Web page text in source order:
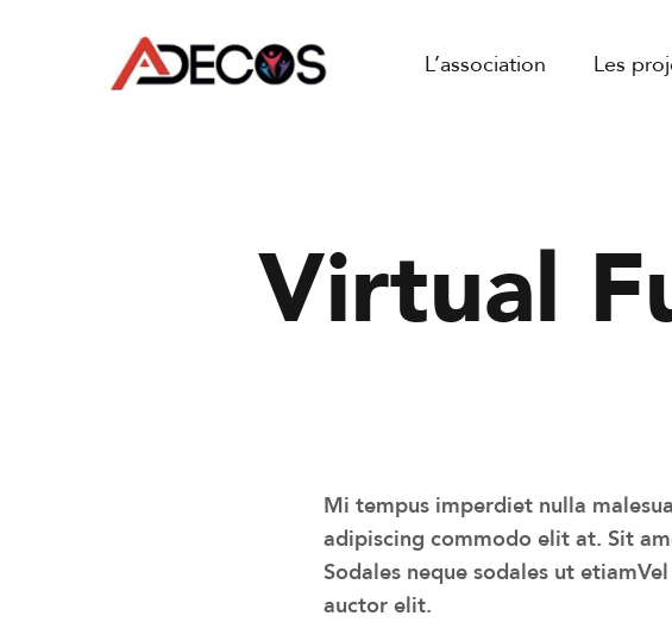
L’association Les
Virtual
Mi tempus imperdiet nulla
adipiscing commodo elit at. Sit
Sodales neque sodales ut
auctor elit.